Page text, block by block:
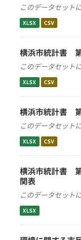
このデータセット
XLSX CSV
横浜市統計書
このデータセット
XLSX CSV
横浜市統計書
このデータセット
XLSX CSV
横浜市統計書
関表
このデータセット
XLSX